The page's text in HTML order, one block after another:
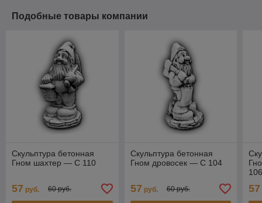
Подобные товары компании
Скульптура бетонная
Гном шахтер — С 110
57 руб. 60 руб.
Скульптура бетонная
Гном дровосек — С 104
57 руб. 60 руб. 57